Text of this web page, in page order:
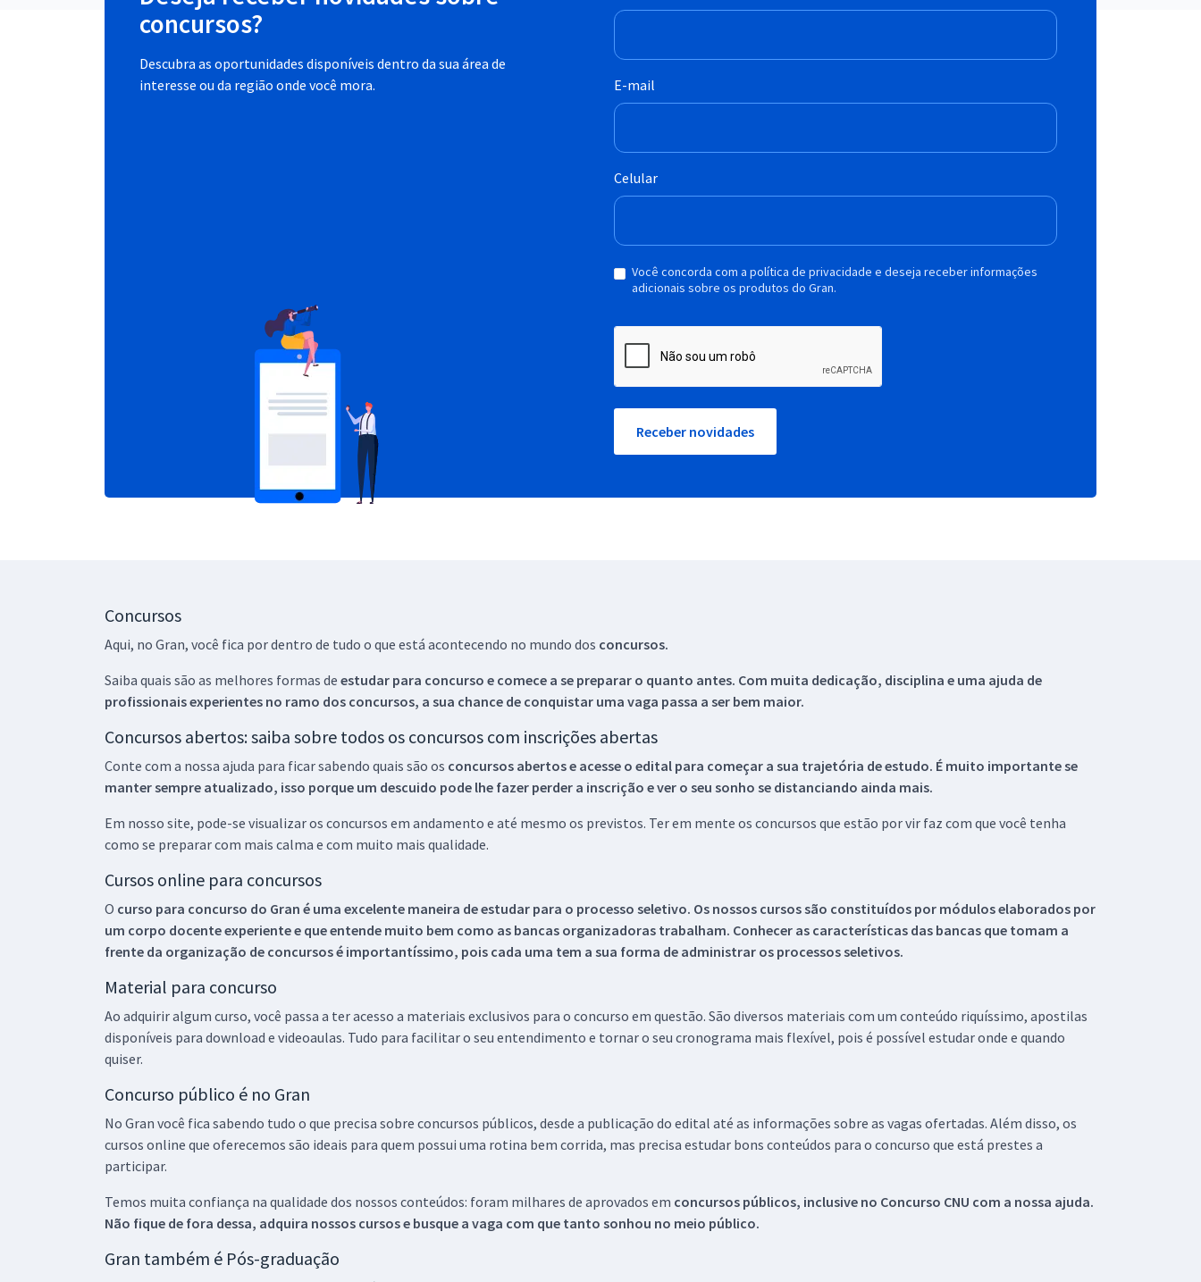
concursos?
Descubra as oportunidades disponíveis dentro da sua área de
interesse ou da região onde você mora.
E-mail
Celular
Você concorda com a política de privacidade e deseja receber informações
adicionais sobre os produtos do Gran.
Receber novidades
Concursos
Aqui, no Gran, você fica por dentro de tudo o que está acontecendo no mundo dos concursos.
Saiba quais são as melhores formas de estudar para concurso e comece a se preparar o quanto antes. Com muita dedicação, disciplina e uma ajuda de
profissionais experientes no ramo dos concursos, a sua chance de conquistar uma vaga passa a ser bem maior.
Concursos abertos: saiba sobre todos os concursos com inscrições abertas
Conte com a nossa ajuda para ficar sabendo quais são os concursos abertos e acesse o edital para começar a sua trajetória de estudo. É muito importante se
manter sempre atualizado, isso porque um descuido pode lhe fazer perder a inscrição e ver o seu sonho se distanciando ainda mais.
Em nosso site, pode-se visualizar os concursos em andamento e até mesmo os previstos. Ter em mente os concursos que estão por vir faz com que você tenha
como se preparar com mais calma e com muito mais qualidade.
Cursos online para concursos
O curso para concurso do Gran é uma excelente maneira de estudar para o processo seletivo. Os nossos cursos são constituídos por módulos elaborados por
um corpo docente experiente e que entende muito bem como as bancas organizadoras trabalham. Conhecer as características das bancas que tomam a
frente da organização de concursos é importantíssimo, pois cada uma tem a sua forma de administrar os processos seletivos.
Material para concurso
Ao adquirir algum curso, você passa a ter acesso a materiais exclusivos para o concurso em questão. São diversos materiais com um conteúdo riquíssimo, apostilas
disponíveis para download e videoaulas. Tudo para facilitar o seu entendimento e tornar o seu cronograma mais flexível, pois é possível estudar onde e quando
quiser.
Concurso público é no Gran
No Gran você fica sabendo tudo o que precisa sobre concursos públicos, desde a publicação do edital até as informações sobre as vagas ofertadas. Além disso, os
cursos online que oferecemos são ideais para quem possui uma rotina bem corrida, mas precisa estudar bons conteúdos para o concurso que está prestes a
participar.
Temos muita confiança na qualidade dos nossos conteúdos: foram milhares de aprovados em concursos públicos, inclusive no Concurso CNU com a nossa ajuda.
Não fique de fora dessa, adquira nossos cursos e busque a vaga com que tanto sonhou no meio público.
Gran também é Pós-graduação